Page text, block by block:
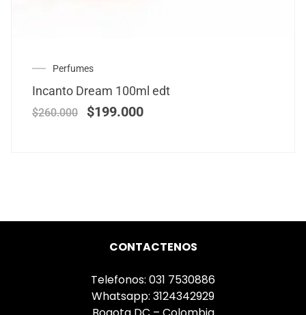
Perfumes
Incanto Dream 100ml edt
$260.000 $199.000
CONTACTENOS
Telefonos: 031 7530886
Whatsapp: 3124342929